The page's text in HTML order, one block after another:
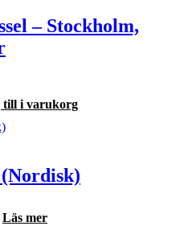
– Stockholm,
till i varukorg
Läs mer